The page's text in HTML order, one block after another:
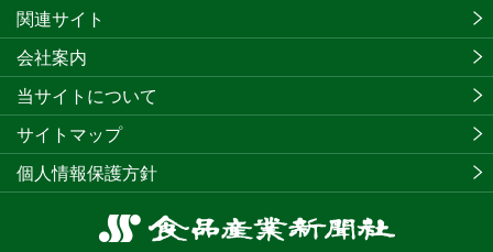
食
関連サイト
会社案内
当サイトについて
サイトマップ
個人情報保護方針